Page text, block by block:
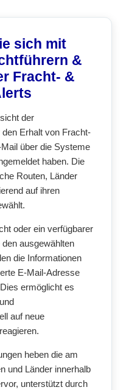
sich mit
&
Fracht- &
der
Erhalt von Fracht-
über die Systeme
haben. Die
Routen, Länder
auf ihren
oder ein verfügbarer
ausgewählten
die Informationen
E-Mail-Adresse
ermöglicht es
auf neue
heben die am
und Länder innerhalb
unterstützt durch